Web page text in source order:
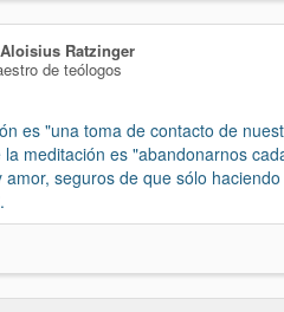
Ratzinger
de teólogos
es "una toma de contacto de
meditación es "abandonarnos
seguros de que sólo